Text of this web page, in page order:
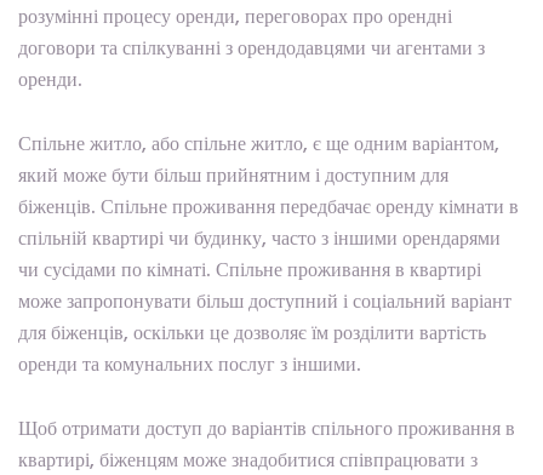
розумінні процесу оренди, переговорах про орендні
договори та спілкуванні з орендодавцями чи агентами з
оренди.
Спільне житло, або спільне житло, є ще одним варіантом,
який може бути більш прийнятним і доступним для
біженців. Спільне проживання передбачає оренду кімнати в
спільній квартирі чи будинку, часто з іншими орендарями
чи сусідами по кімнаті. Спільне проживання в квартирі
може запропонувати більш доступний і соціальний варіант
для біженців, оскільки це дозволяє їм розділити вартість
оренди та комунальних послуг з іншими.
Щоб отримати доступ до варіантів спільного проживання в
квартирі, біженцям може знадобитися співпрацювати з